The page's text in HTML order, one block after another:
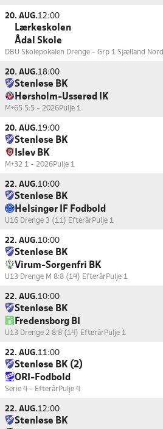
20. AUG.12:00
Lærkeskolen
Ådal Skole
DBU Skolepokalen Drenge - Grp 1 Sjælland Nord
20. AUG.18:00
Stenløse BK
Hørsholm-Usserød IK
M+65 5:5 - 2026Pulje 1
20. AUG.19:00
Stenløse BK
Islev BK
M+32 1 - 2026Pulje 1
22. AUG.10:00
Stenløse BK
Helsingør IF Fodbold
U16 Drenge 3 (11) EfterårPulje 1
22. AUG.10:00
Stenløse BK
Virum-Sorgenfri BK
U13 Drenge M 8:8 (14) EfterårPulje 1
22. AUG.10:00
Stenløse BK
Fredensborg BI
U13 Drenge 2 8:8 (14) EfterårPulje 1
22. AUG.11:00
Stenløse BK (2)
ORI-Fodbold
Serie 4 - EfterårPulje 4
22. AUG.12:00
Stenløse BK